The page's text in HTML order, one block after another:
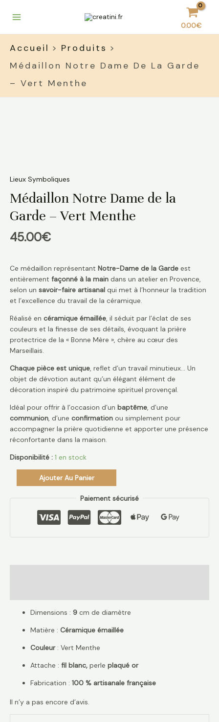
0.00€
Accueil
Produits
Médaillon Notre Dame De La Garde
– Vert Menthe
Lieux Symboliques
Médaillon Notre Dame de la
Garde – Vert Menthe
45.00€
Ce médaillon représentant Notre-Dame de la Garde est
entièrement façonné à la main dans un atelier en Provence,
selon un savoir-faire artisanal qui met à l’honneur la tradition
et l’excellence du travail de la céramique.
Réalisé en céramique émaillée, il séduit par l’éclat de ses
couleurs et la finesse de ses détails, évoquant la prière
protectrice de la « Bonne Mère », chère au cœur des
Marseillais.
Chaque pièce est unique, reflet d’un travail minutieux… Un
objet de dévotion autant qu’un élégant élément de
décoration inspiré du patrimoine spirituel provençal.
Idéal pour offrir à l’occasion d’un baptême, d’une
communion, d’une confirmation ou simplement pour
accompagner la prière quotidienne et apporter une présence
réconfortante dans la maison.
Disponibilité : 1 en stock
Garde
Vert
Menthe
Ajouter Au Panier
Paiement sécurisé
Dimensions : 9 cm de diamètre
Matière : Céramique émaillée
Couleur: Vert Menthe
Attache : fil blanc, perle plaqué or
Fabrication : 100 % artisanale française
Il n’y a pas encore d’avis.